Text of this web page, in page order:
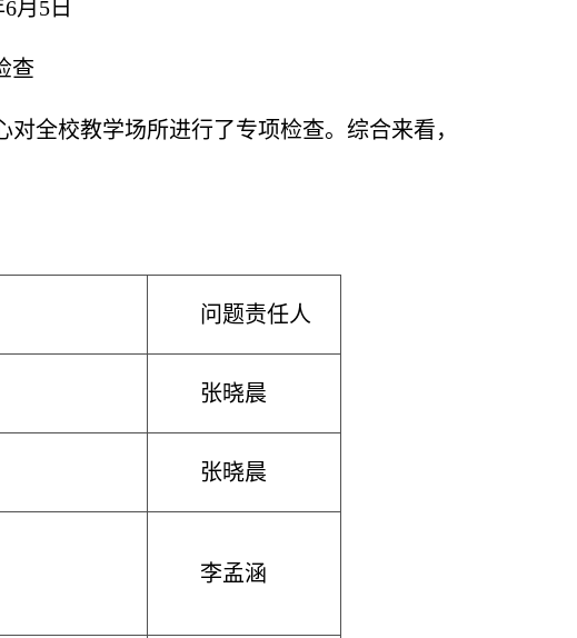
5日
查
对全校教学场所进行了专项检查。综合来看，
问题责任人
张晓晨
张晓晨
李孟涵